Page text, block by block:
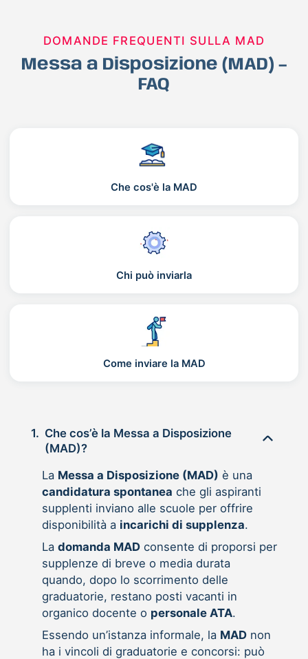
DOMANDE FREQUENTI SULLA MAD
Messa a Disposizione (MAD) –
FAQ
Che cos'è la MAD
Chi può inviarla
Come inviare la MAD
1. Che cos’è la Messa a Disposizione
(MAD)?
La Messa a Disposizione (MAD) è una
candidatura spontanea che gli aspiranti
supplenti inviano alle scuole per offrire
disponibilità a incarichi di supplenza.
La domanda MADconsente di proporsi per
supplenze di breve o media durata
quando, dopo lo scorrimento delle
graduatorie, restano posti vacanti in
organico docente o personale ATA.
Essendo un’istanza informale, la MADnon
ha i vincoli di graduatorie e concorsi: può